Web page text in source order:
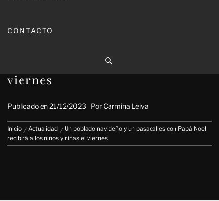
CONTACTO
Un poblado navideño y un
recibirá a los niños y niñas el
viernes
Publicado en21/12/2023 Por Carmina Leiva
Inicio Actualidad
Un poblado navideño y un pasacalles con Papá Noel
recibirá a los niños y niñas el viernes